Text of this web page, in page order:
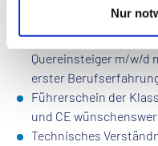
Nur
Rohrleitungsbauer /
Tiefbaufacharbeiter /
Quereinsteiger m/w/d
erster
Führerschein der
und CE
Technisches